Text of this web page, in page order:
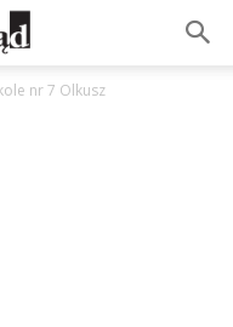
nr 7 Olkusz